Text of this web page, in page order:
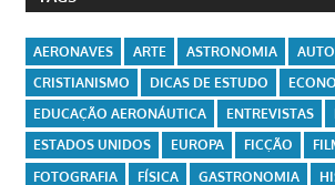
AERONAVES ARTE ASTRONOMIA
CRISTIANISMO
DICAS DE ESTUDO
EDUCAÇÃO AERONÁUTICA
ENTREVISTAS
ESTADOS UNIDOS
EUROPA FICÇÃO
FOTOGRAFIA
FÍSICA GASTRONOMIA